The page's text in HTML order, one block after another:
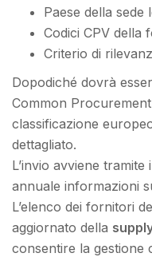
Paese della sede
Codici CPV della
Criterio di
Dopodiché dovrà
Common
classificazione
dettagliato.
L’invio avviene
annuale informazioni
L’elenco dei fornitori
aggiornato della
consentire la gestione